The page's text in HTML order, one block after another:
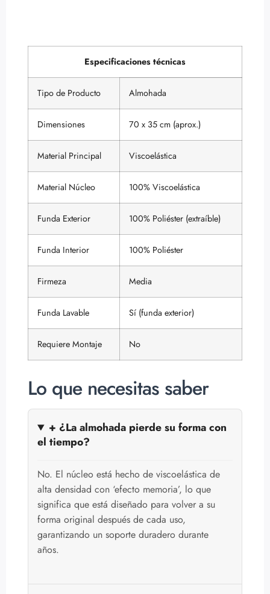
Especificaciones técnicas
Tipo de Producto Almohada
Dimensiones 70 x 35 cm (aprox.)
Material Principal Viscoelástica
Material Núcleo 100% Viscoelástica
Funda Exterior 100% Poliéster (extraíble)
Funda Interior 100% Poliéster
Firmeza Media
Funda Lavable Sí (funda exterior)
Requiere Montaje No
Lo que necesitas saber
+ ¿La almohada pierde su forma con
el tiempo?
No. El núcleo está hecho de viscoelástica de
alta densidad con ‘efecto memoria’, lo que
significa que está diseñado para volver a su
forma original después de cada uso,
garantizando un soporte duradero durante
años.